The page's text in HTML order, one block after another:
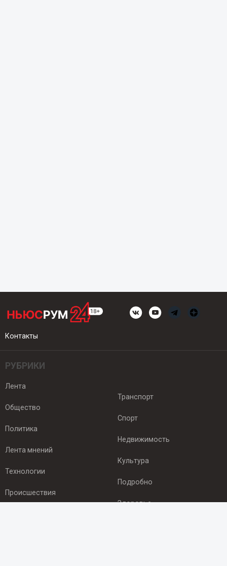
Контакты
РУБРИКИ
Лента
Общество
Политика
Лента мнений
Технологии
Происшествия
Транспорт
Спорт
Недвижимость
Культура
Подробно
Здоровье